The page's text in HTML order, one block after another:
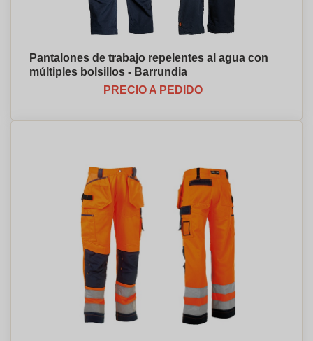
Pantalones de trabajo repelentes al agua con
múltiples bolsillos - Barrundia
PRECIO A PEDIDO